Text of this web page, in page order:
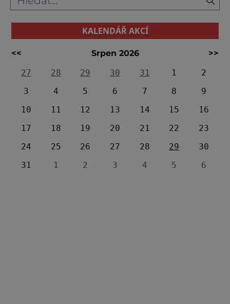
KALENDÁŘ AKCÍ
<< Srpen 2026
>>
27
28 29 30 31 1
2
3
4 5 6 7 8
9
10
11 12 13 14 15
16
17
18 19 20 21 22
23
24
25 26 27 28 29
30
31
1 2 3 4 5 6